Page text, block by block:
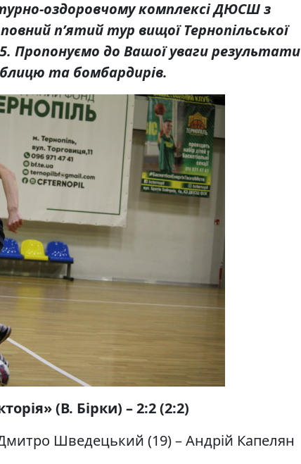
оздоровчому комплексі ДЮСШ з
п’ятий тур вищої Тернопільської
Пропонуємо до Вашої уваги результати
та бомбардирів.
(В. Бірки) – 2:2 (2:2)
Шведецький (19) – Андрій Капелян